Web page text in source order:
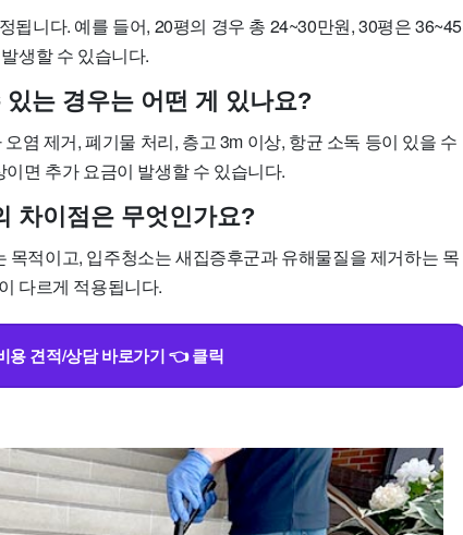
됩니다. 예를 들어, 20평의 경우 총 24~30만원, 30평은 36~45
생할 수 있습니다.
는 경우는 어떤 게 있나요?
염 제거, 폐기물 처리, 층고 3m 이상, 항균 소독 등이 있을 수
면 추가 요금이 발생할 수 있습니다.
차이점은 무엇인가요?
적이고, 입주청소는 새집증후군과 유해물질을 제거하는 목
다르게 적용됩니다.
용 견적/상담 바로가기 👈 클릭